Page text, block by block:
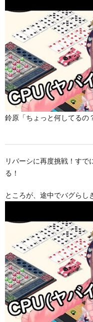
鈴原「ちょっと何してるの
リバーシに再度挑戦！すで
る！
ところが、途中でバグらし